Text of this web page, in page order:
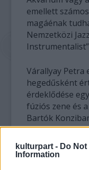
kulturpart - Do
Information
emellett
magáénak
Nemzetközi
Várallyay Petra
hegedűsként
érdeklődése
fúziós zene és
Bartók
jazzéneket,
zeneszerzést
Saját triója